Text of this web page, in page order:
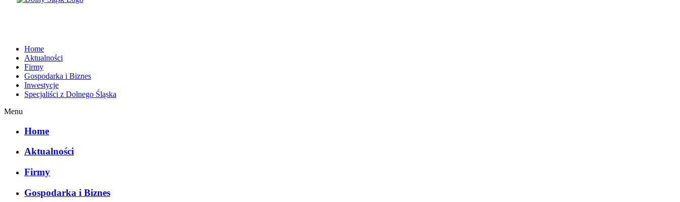
Home
Aktualności
Firmy
Gospodarka i Biznes
Inwestycje
Specjaliści z Dolnego Śląska
Menu
Home
Aktualności
Firmy
Gospodarka i Biznes